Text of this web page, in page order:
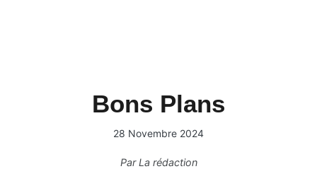
Bons Plans
28 Novembre 2024
ParLa rédaction